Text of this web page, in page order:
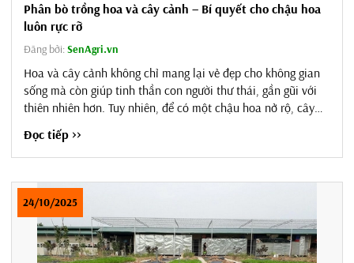
Phân bò trồng hoa và cây cảnh – Bí quyết cho chậu hoa
luôn rực rỡ
Đăng bởi:SenAgri.vn
Hoa và cây cảnh không chỉ mang lại vẻ đẹp cho không gian
sống mà còn giúp tinh thần con người thư thái, gần gũi với
thiên nhiên hơn. Tuy nhiên, để có một chậu hoa nở rộ, cây
cảnh xanh tốt quanh năm thì dinh dưỡng đóng vai trò vô
cùng quan trọng. Trong số các loại phân bón hữu cơ, phân
bò từ lâu đã được nhiều nhà vườn, người chơi cây cảnh tin
Đọc tiếp >>
24/10/2025